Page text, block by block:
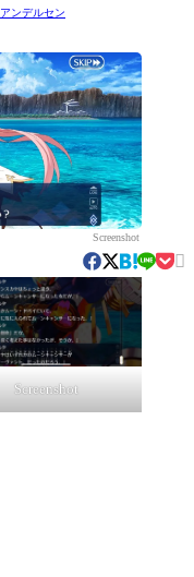
アンデルセン
Screenshot

Screenshot